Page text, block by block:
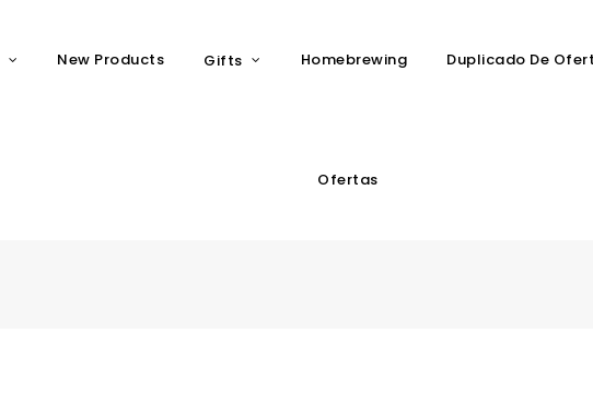
New Products Gifts Homebrewing Duplicado De
Ofertas